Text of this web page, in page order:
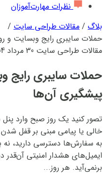
نظرات مهارت‌آموزان
بلاگ / مقالات طراحی سایت /
حملات سایبری رایج وبسایت و
مقالات طراحی سایت 30 مرداد 1404
حملات سایبری
پیشگیری آن‌ها
تصور کنید یک روز صبح وارد
خالی یا پیامی مبنی بر قفل
به سفارش‌ها دسترسی دارید، نه
ایمیل‌های هشدار امنیتی آن‌قدر
برنمی‌آید. هر روز...